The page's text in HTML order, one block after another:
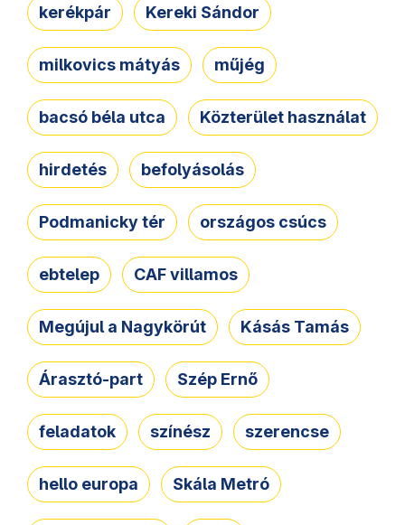
kerékpár Kereki Sándor
milkovics mátyás műjég
bacsó béla utca Közterület használat
hirdetés befolyásolás
Podmanicky tér országos csúcs
ebtelep CAF villamos
Megújul a Nagykörút Kásás Tamás
Árasztó-part Szép Ernő
feladatok színész szerencse
hello europa Skála Metró